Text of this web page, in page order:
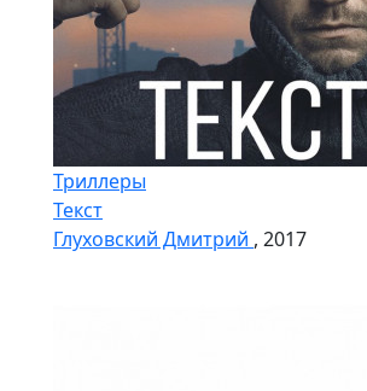
Триллеры
Текст
Глуховский Дмитрий , 2017